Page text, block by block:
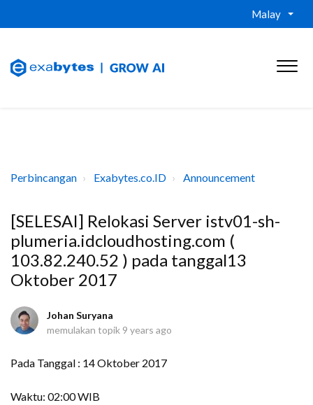
Malay
Perbincangan Exabytes.co.ID Announcement
[SELESAI] Relokasi Server istv01-sh-
plumeria.idcloudhosting.com (
103.82.240.52 ) pada tanggal13
Oktober 2017
Johan Suryana
memulakan topik 9 years ago
Pada Tanggal : 14 Oktober 2017
Waktu: 02:00 WIB